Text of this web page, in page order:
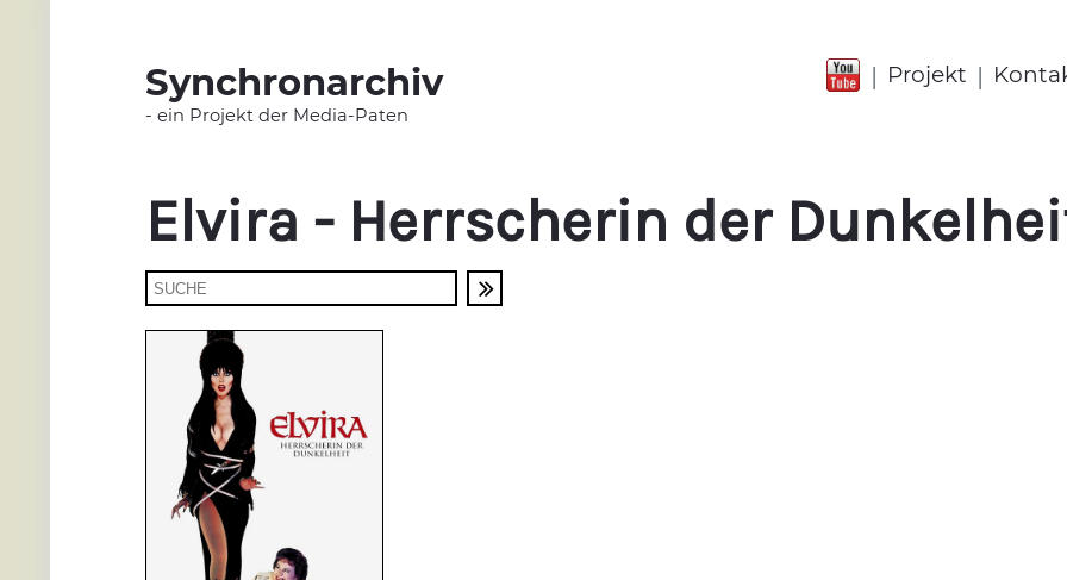
Synchronarchiv
- ein Projekt der Media-Paten
| Projekt |
Elvira - Herrscherin der